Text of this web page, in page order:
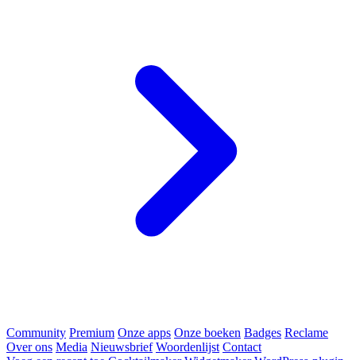
Community Premium Onze apps Onze boeken Badges Reclame
Over ons Media Nieuwsbrief Woordenlijst Contact